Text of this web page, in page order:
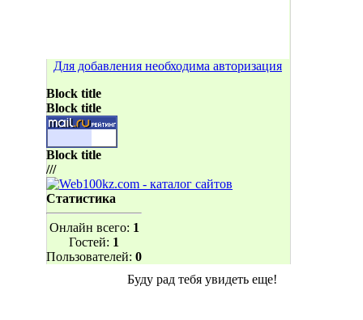
Для добавления необходима авторизация
Block title
Block title
Block title
///
Статистика
Онлайн всего: 1
Гостей: 1
Пользователей: 0
Буду рад тебя увидеть еще!